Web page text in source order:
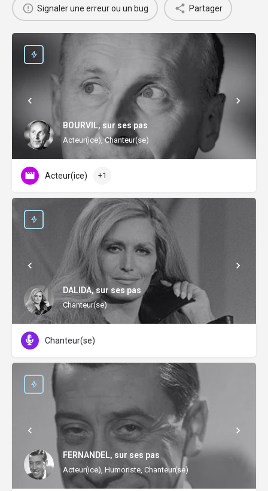
Signaler une erreur ou un bug Partager
BOURVIL, sur ses pas
Acteur(ice), Chanteur(se)
Acteur(ice) +1
DALIDA, sur ses pas
Chanteur(se)
Chanteur(se)
FERNANDEL, sur ses pas
Acteur(ice), Humoriste, Chanteur(se)